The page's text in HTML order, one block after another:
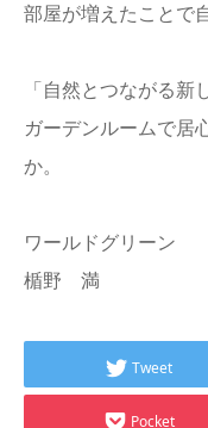
部屋が増えたことで
「自然とつながる新
ガーデンルームで居
か。
ワールドグリーン
楯野 満
Tweet
Pocket